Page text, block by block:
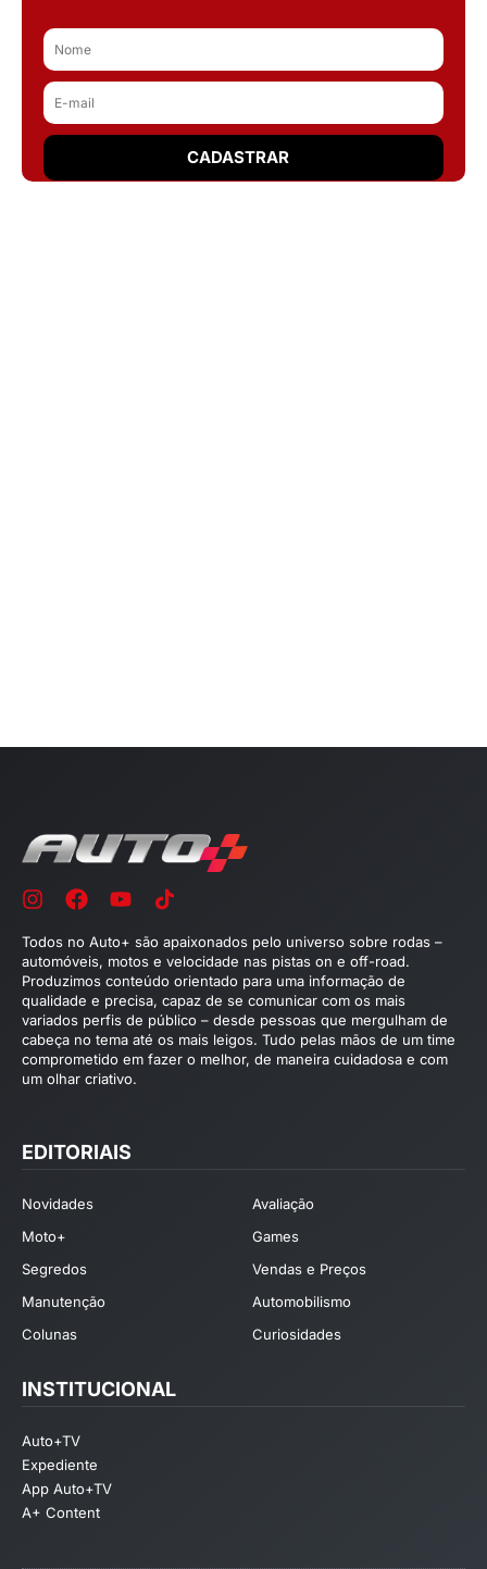
Todos no Auto+ são apaixonados pelo universo sobre rodas –
automóveis, motos e velocidade nas pistas on e off-road.
Produzimos conteúdo orientado para uma informação de
qualidade e precisa, capaz de se comunicar com os mais
variados perfis de público – desde pessoas que mergulham de
cabeça no tema até os mais leigos. Tudo pelas mãos de um time
comprometido em fazer o melhor, de maneira cuidadosa e com
um olhar criativo.
EDITORIAIS
Novidades
Avaliação
Moto+
Games
Segredos
Vendas e Preços
Manutenção
Automobilismo
Colunas
Curiosidades
INSTITUCIONAL
Auto+TV
Expediente
App Auto+TV
A+ Content